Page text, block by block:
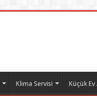
Klima Servisi Küçük